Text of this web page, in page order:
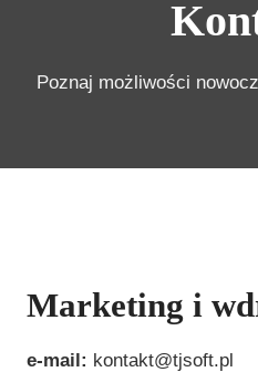
Poznaj możliwości
Marketing i
e-mail: kontakt@tjsoft.pl